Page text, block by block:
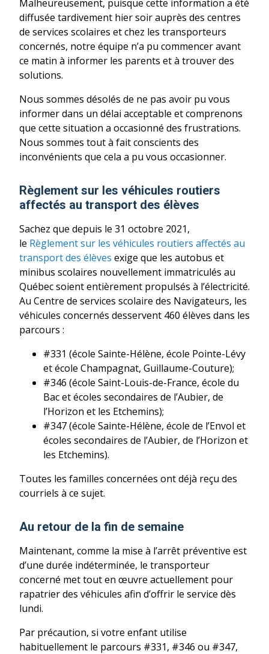
Malheureusement, puisque cette information a été
diffusée tardivement hier soir auprès des centres
de services scolaires et chez les transporteurs
concernés, notre équipe n’a pu commencer avant
ce matin à informer les parents et à trouver des
solutions.
Nous sommes désolés de ne pas avoir pu vous
informer dans un délai acceptable et comprenons
que cette situation a occasionné des frustrations.
Nous sommes tout à fait conscients des
inconvénients que cela a pu vous occasionner.
Règlement sur les véhicules routiers
affectés au transport des élèves
Sachez que depuis le 31 octobre 2021,
le Règlement sur les véhicules routiers affectés au
transport des élèves exige que les autobus et
minibus scolaires nouvellement immatriculés au
Québec soient entièrement propulsés à l’électricité.
Au Centre de services scolaire des Navigateurs, les
véhicules concernés desservent 460 élèves dans les
parcours :
#331 (école Sainte-Hélène, école Pointe-Lévy
et école Champagnat, Guillaume-Couture);
#346 (école Saint-Louis-de-France, école du
Bac et écoles secondaires de l’Aubier, de
l’Horizon et les Etchemins);
#347 (école Sainte-Hélène, école de l’Envol et
écoles secondaires de l’Aubier, de l’Horizon et
les Etchemins).
Toutes les familles concernées ont déjà reçu des
courriels à ce sujet.
Au retour de la fin de semaine
Maintenant, comme la mise à l’arrêt préventive est
d’une durée indéterminée, le transporteur
concerné met tout en œuvre actuellement pour
rapatrier des véhicules afin d’offrir le service dès
lundi.
Par précaution, si votre enfant utilise
habituellement le parcours #331, #346 ou #347,